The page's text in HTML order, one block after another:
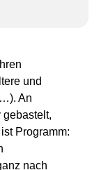
und
An
gebastelt,
Programm:
nach